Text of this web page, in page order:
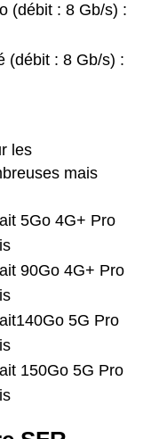
(débit : 8 Gb/s) :
(débit : 8 Gb/s) :
les
mais
5Go 4G+ Pro
90Go 4G+ Pro
5G Pro
150Go 5G Pro